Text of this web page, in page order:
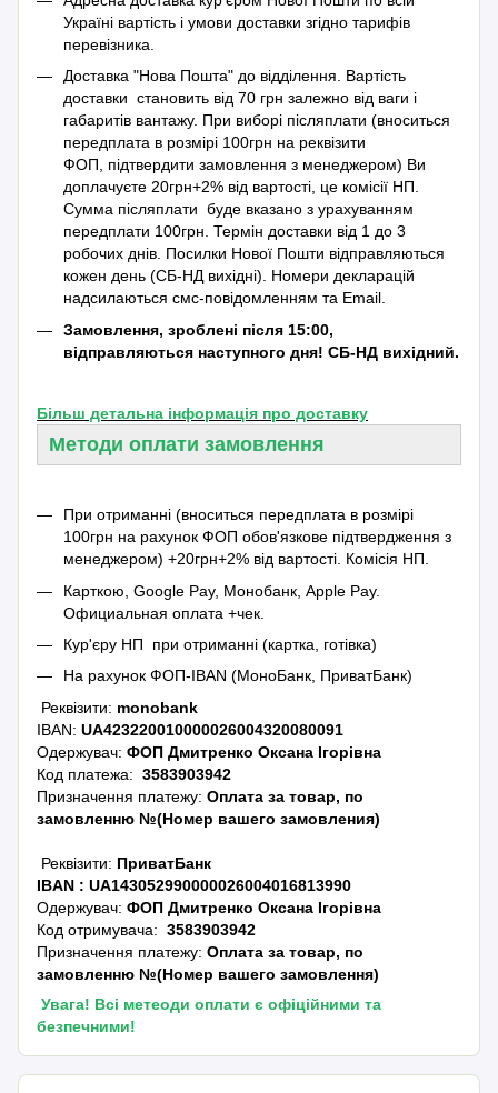
Україні вартість і умови доставки згідно тарифів
перевізника.
Доставка "Нова Пошта" до відділення. Вартість
доставки становить від 70 грн залежно від ваги і
габаритів вантажу. При виборі післяплати (вноситься
передплата в розмірі 100грн на реквізити
ФОП, підтвердити замовлення з менеджером) Ви
доплачуєте 20грн+2% від вартості, це комісії НП.
Сумма післяплати буде вказано з урахуванням
передплати 100грн. Термін доставки від 1 до 3
робочих днів. Посилки Нової Пошти відправляються
кожен день (СБ-НД вихідні). Номери декларацій
надсилаються смс-повідомленням та Emаil.
Замовлення, зроблені після 15:00,
відправляються наступного дня! СБ-НД вихідний.
Більш детальна інформація про доставку
Методи оплати замовлення
При отриманні (вноситься передплата в розмірі
100грн на рахунок ФОП обов'язкове підтвердження з
менеджером) +20грн+2% від вартості. Комісія НП.
Карткою, Google Pay, Монобанк, Apple Pay.
Официальная оплата +чек.
Кур'єру НП при отриманні (картка, готівка)
На рахунок ФОП-IBAN (МоноБанк, ПриватБанк)
Реквізити: monobank
IBAN:UA423220010000026004320080091
Одержувач:ФОП Дмитренко Оксана Ігорівна
Код платежа:3583903942
Призначення платежу:Оплата за товар, по
замовленню №(Номер вашего замовления)
Реквізити: ПриватБанк
IBAN : UA143052990000026004016813990
Одержувач:ФОП Дмитренко Оксана Ігорівна
Код отримувача:3583903942
Призначення платежу:Оплата за товар, по
замовленню №(Номер вашего замовлення)
Увага! Всі метеоди оплати є офіційними та
безпечними!